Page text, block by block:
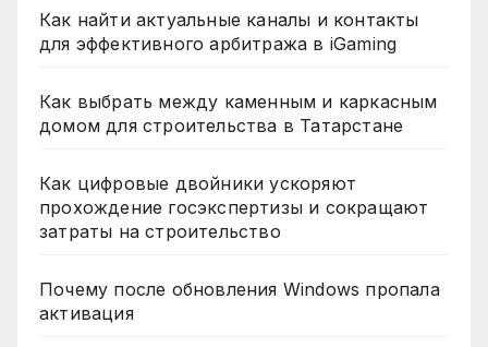
Как найти актуальные каналы и контакты
для эффективного арбитража в iGaming
Как выбрать между каменным и каркасным
домом для строительства в Татарстане
Как цифровые двойники ускоряют
прохождение госэкспертизы и сокращают
затраты на строительство
Почему после обновления Windows пропала
активация